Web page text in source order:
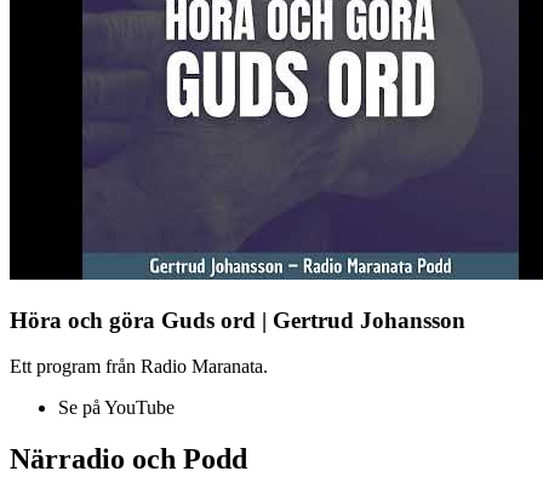
Höra och göra Guds ord | Gertrud Johansson
Ett program från Radio Maranata.
Se på YouTube
Närradio och Podd